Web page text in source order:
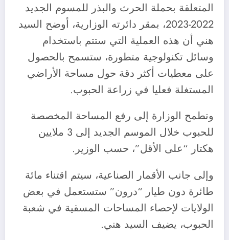
المتعلقة بحملة الحرث والبذر للمسوم الجديد
2022-2023، بمقر دائرته الوزارية، أوضح السيد
هني أن هذه العملية التي ستتم باستخدام
وسائل تكنولوجية متطورة، ستسمح بالحصول
على معطيات أكثر دقة حول مساحة الأراضي
المستغلة فعليا في زراعة الحبوب.
وتطمح الوزارة إلى رفع المساحة المخصصة
للحبوب خلال الموسم الجديد إلى 3 ملايين
هكتار “على الأقل”، حسب الوزير.
وإلى جانب الأقمار الصناعية، سيتم اقتناء مائة
طائرة دون طيار “درون” ستستعمل في بعض
الولايات لإحصاء المساحات المسقية في شعبة
الحبوب، يضيف السيد هني.